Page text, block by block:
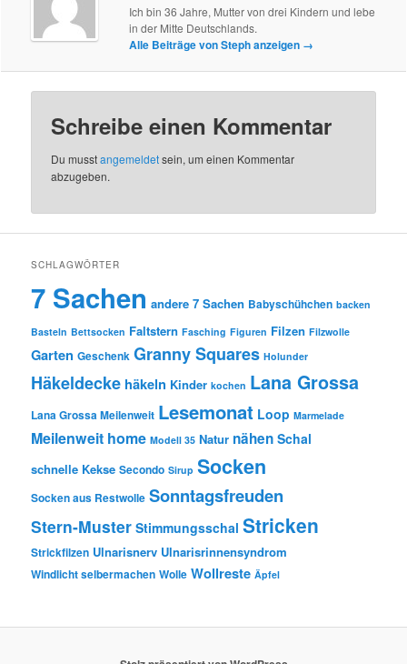
Ich bin 36 Jahre, Mutter von drei Kindern und lebe
in der Mitte Deutschlands.
Alle Beiträge von Steph anzeigen →
Schreibe einen Kommentar
Du musstangemeldetsein, um einen Kommentar
abzugeben.
SCHLAGWÖRTER
7 Sachen andere 7 Sachen Babyschühchen backen
Basteln Bettsocken Faltstern Fasching Figuren Filzen Filzwolle
Garten Geschenk Granny Squares Holunder
Häkeldecke häkeln Kinder kochen Lana Grossa
Lana Grossa Meilenweit Lesemonat Loop Marmelade
Meilenweit home Modell 35 Natur nähen Schal
schnelle Kekse Secondo Sirup Socken
Socken aus Restwolle Sonntagsfreuden
Stern-Muster Stimmungsschal Stricken
Strickfilzen Ulnarisnerv Ulnarisrinnensyndrom
Windlicht selbermachen Wolle Wollreste Äpfel